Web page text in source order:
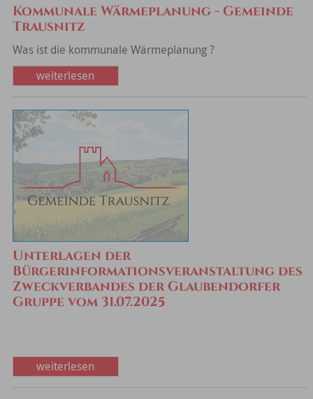
Kommunale Wärmeplanung - Gemeinde
Trausnitz
Was ist die kommunale Wärmeplanung ?
weiterlesen
Unterlagen der
Bürgerinformationsveranstaltung des
Zweckverbandes der Glaubendorfer
Gruppe vom 31.07.2025
weiterlesen